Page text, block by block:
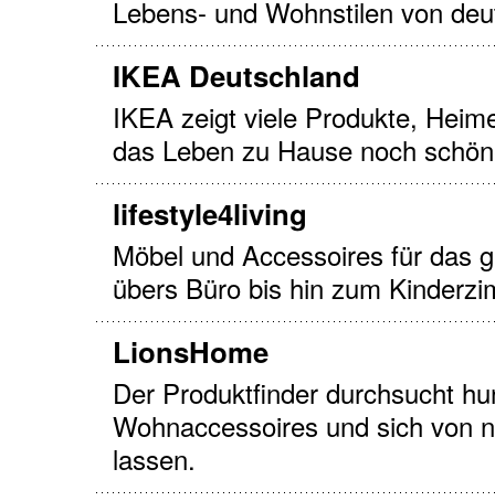
Lebens- und Wohnstilen von
IKEA Deutschland
IKEA zeigt viele Produkte,
das Leben zu Hause noch
lifestyle4living
Möbel und Accessoires für das
übers Büro bis hin zum
LionsHome
Der Produktfinder durchsucht
Wohnaccessoires und sich von
lassen.